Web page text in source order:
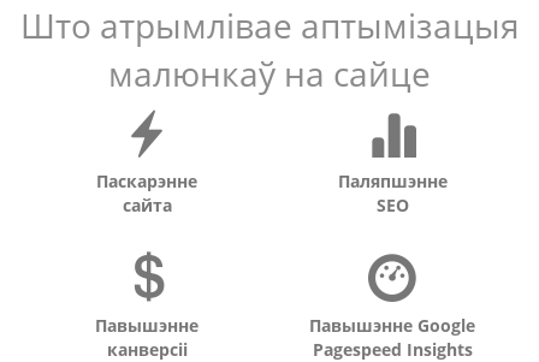
Што атрымлівае аптымізацыя
малюнкаў на сайце
Паскарэнне
сайта
Паляпшэнне
SEO
Павышэнне
канверсіі
Павышэнне Google
Pagespeed Insights